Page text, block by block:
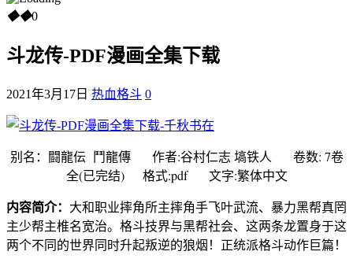
◆◆0
斗龙传-PDF漫画全集下载
2021年3月17日 热血格斗 0
别名：闘龍伝 鬥龍傳 作者:谷村仁志 塙铁人 卷数: 7卷
全(已完结) 格式:pdf 文字:繁体中文
内容简介： 大和职业摔角所主摔角手飞叶武流、暴力黑帮真罔
主少帮主椎名宽治。格斗技界与黑帮社会、这两条龙置身于这
两个不同的世界同时升起叛逆的狼烟！正统派格斗动作巨篇！